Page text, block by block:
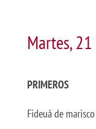
Martes,
PRIMEROS
Fideuá de marisco